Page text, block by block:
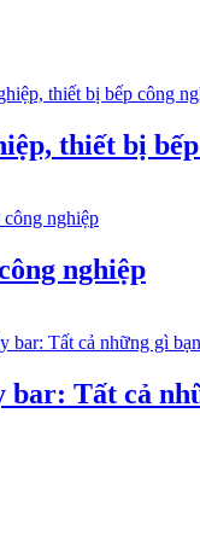
thiết bị
nghiệp
bar: Tất cả